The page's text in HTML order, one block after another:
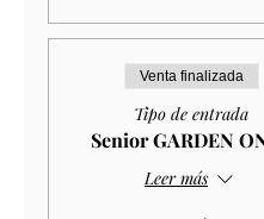
Venta finalizada
Tipo de entrada
Senior GARDEN
Leer más